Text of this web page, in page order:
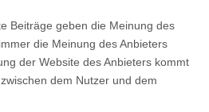
Beiträge geben die Meinung des
die Meinung des Anbieters
der Website des Anbieters kommt
dem Nutzer und dem